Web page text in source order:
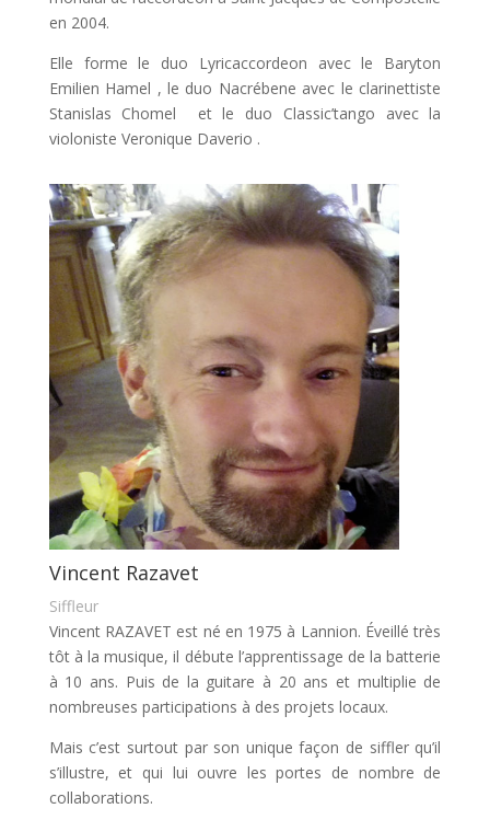
en 2004.
Elle forme le duo Lyricaccordeon avec le Baryton
Emilien Hamel , le duo Nacrébene avec le clarinettiste
Stanislas Chomel et le duo Classic’tango avec la
violoniste Veronique Daverio .
Vincent Razavet
Siffleur
Vincent RAZAVET est né en 1975 à Lannion. Éveillé très
tôt à la musique, il débute l’apprentissage de la batterie
à 10 ans. Puis de la guitare à 20 ans et multiplie de
nombreuses participations à des projets locaux.
Mais c’est surtout par son unique façon de siffler qu’il
s’illustre, et qui lui ouvre les portes de nombre de
collaborations.